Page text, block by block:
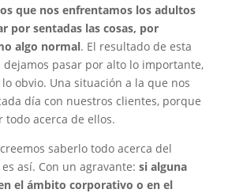
que nos enfrentamos los adultos
por sentadas las cosas, por
algo normal. El resultado de esta
pasar por alto lo importante,
obvio. Una situación a la que nos
día con nuestros clientes, porque
todo acerca de ellos.
saberlo todo acerca del
así. Con un agravante: si alguna
el ámbito corporativo o en el